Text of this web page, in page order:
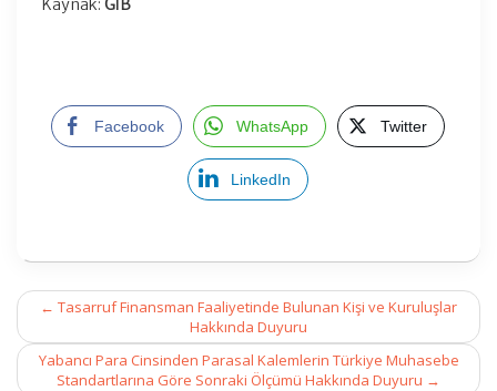
Kaynak: GİB
Facebook WhatsApp Twitter
LinkedIn
Post
navigation
← Tasarruf Finansman Faaliyetinde Bulunan Kişi ve Kuruluşlar
Hakkında Duyuru
Yabancı Para Cinsinden Parasal Kalemlerin Türkiye Muhasebe
Standartlarına Göre Sonraki Ölçümü Hakkında Duyuru →